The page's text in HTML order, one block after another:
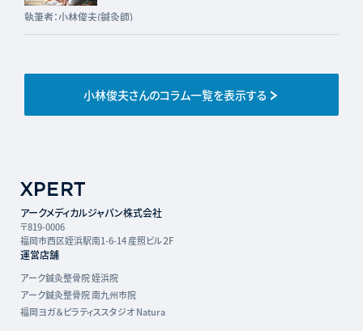
執筆者：小林俊夫(鍼灸師)
小林俊夫さんのコラム一覧を表示する
アークメディカルジャパン株式会社
〒819-0006
福岡市西区姪浜駅南1-6-14 産照ビル２F
運営店舗
アーク鍼灸整骨院 姪浜院
アーク鍼灸整骨院 南九州市院
福岡ヨガ＆ピラティススタジオ Natura